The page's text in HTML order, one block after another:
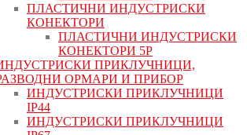
ПЛАСТИЧНИ ИНДУСТРИСКИ
КОНЕКТОРИ
ПЛАСТИЧНИ ИНДУСТРИСКИ
КОНЕКТОРИ 5P
ПРИКЛУЧНИЦИ,
ОРМАРИ И ПРИБОР
ИНДУСТРИСКИ ПРИКЛУЧНИЦИ
IP44
ИНДУСТРИСКИ ПРИКЛУЧНИЦИ